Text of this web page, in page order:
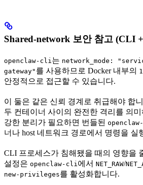
Shared-network 보안 참고 (CLI
openclaw-cli는 network_mode:
gateway" 를 사용하므로 Docker 내부의
안정적으로 접근할 수 있습니다.
이 둘은 같은 신뢰 경계로 취급해야 합니
두 컨테이너 사이의 완전한 격리를 의
강한 분리가 필요하면 번들된
너나 host 네트워크 경로에서 명령을 실
CLI 프로세스가 침해됐을 때의 영향을
설정은 openclaw-cli에서 NET_RAW/
new-privileges를 활성화합니다.